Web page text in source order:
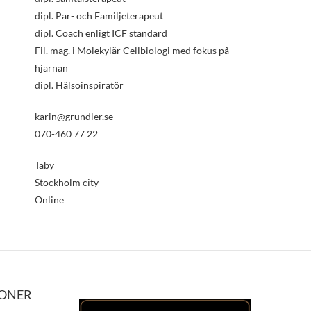
dipl. Par- och Familjeterapeut
dipl. Coach enligt ICF standard
Fil. mag. i Molekylär Cellbiologi med fokus på
hjärnan
dipl. Hälsoinspiratör
karin@grundler.se
070-460 77 22
Täby
Stockholm city
Online